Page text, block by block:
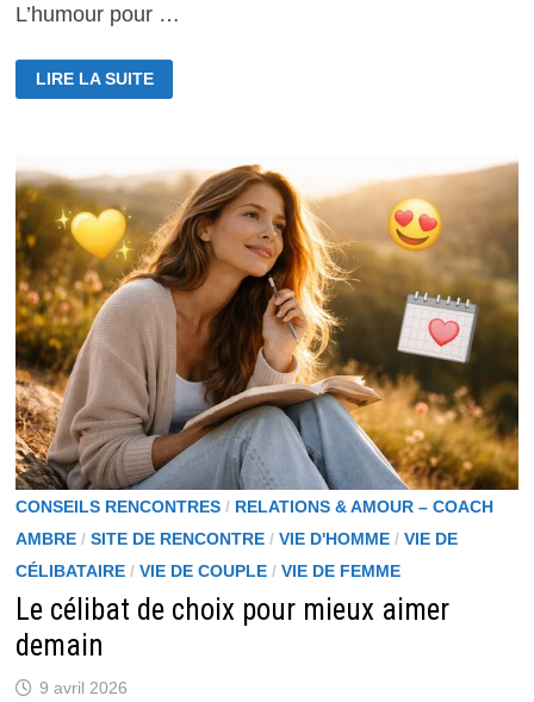
L’humour pour …
POURQUOI
L’HUMOUR
POUR
ARME
DE
SÉDUCTION
LIRE LA SUITE
CONSEILS RENCONTRES/ RELATIONS & AMOUR – COACH
AMBRE/ SITE DE RENCONTRE/ VIE D'HOMME/ VIE DE
CÉLIBATAIRE/ VIE DE COUPLE/ VIE DE FEMME
Le célibat de choix pour mieux aimer
demain
9 avril 2026